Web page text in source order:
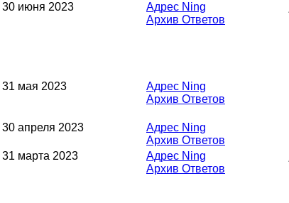
30 июня 2023
Адрес Ning
Архив Ответов
31 мая 2023
Адрес Ning
Архив Ответов
30 апреля 2023
Адрес Ning
Архив Ответов
31 марта 2023
Адрес Ning
Архив Ответов